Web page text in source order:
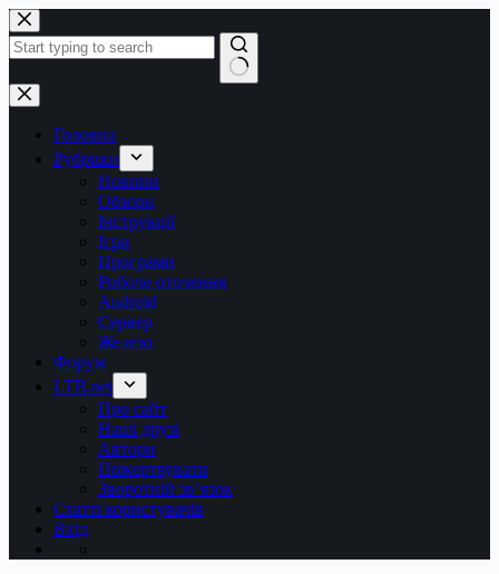
Перейти
до
вмісту
Немає
результатів
Головна
Рубрики
Новини
Обзори
Інструкції
Ігри
Програми
Робоче оточення
Android
Сервер
Железо
Форум
LTB.net
Про сайт
Наші друзі
Автори
Пожертвувати
Зворотній зв’язок
Статті користувачів
Вхід